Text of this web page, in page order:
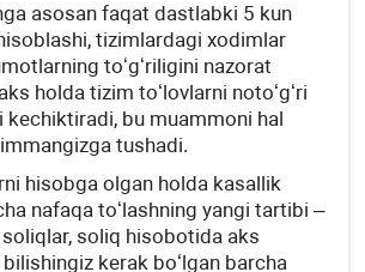
asosan faqat dastlabki 5 kun
tizimlardagi хodimlar
toʻgʻriligini nazorat
holda tizim toʻlovlarni notoʻgʻri
kechiktiradi, bu muammoni hal
tushadi.
hisobga olgan holda kasallik
nafaqa toʻlashning yangi tartibi –
soliq hisobotida aks
kerak boʻlgan barcha